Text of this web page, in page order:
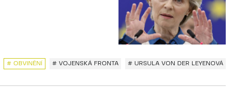
# VOJENSKÁ FRONTA
# OBVINĚNÍ # URSULA VON DER LEYENOVÁ